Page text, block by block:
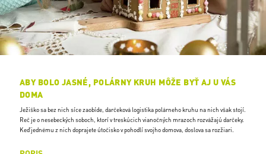
ABY BOLO JASNÉ, POLÁRNY KRUH MÔŽE BYŤ AJ U VÁS
DOMA
Ježiško sa bez nich síce zaobíde, darčeková logistika polárneho kruhu na nich však stojí.
Reč je o nesebeckých soboch, ktorí v treskúcich vianočných mrazoch rozvážajú darčeky.
Keď jednému z nich doprajete útočisko v pohodlí svojho domova, doslova sa rozžiari.